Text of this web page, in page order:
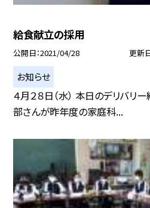
給食献立の採用
公開日 2021/04/28 更新
お知らせ
４月２８日（水） 本日のデリバリ
部さんが昨年度の家庭科...